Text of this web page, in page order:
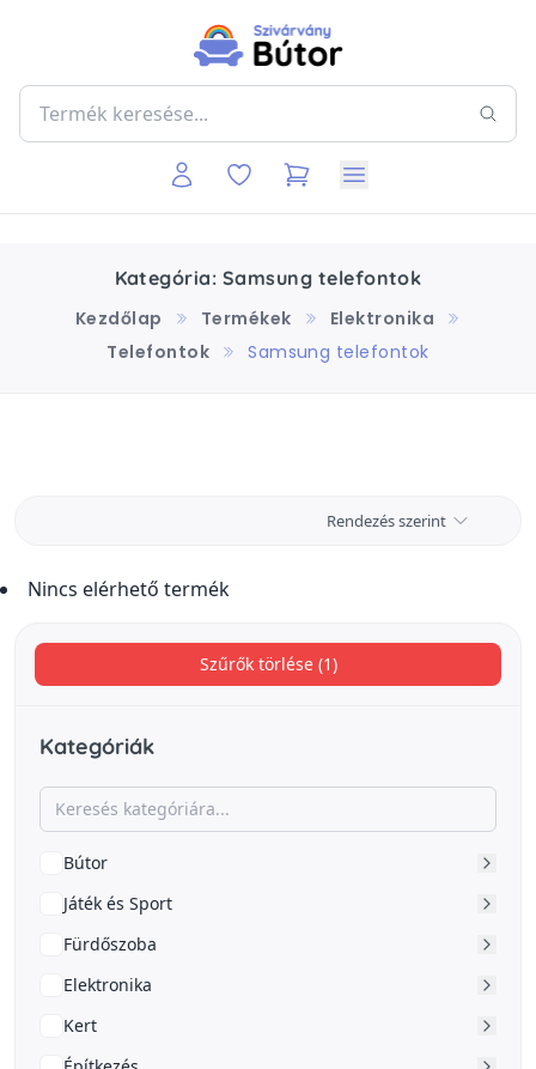
Kategória: Samsung telefontok
Kezdőlap
Termékek
Elektronika
Telefontok
Samsung telefontok
Szűrők törlése (1)
Kategóriák
Bútor
Játék és Sport
Fürdőszoba
Elektronika
Kert
Rendezés szerint
Nincs elérhető termék